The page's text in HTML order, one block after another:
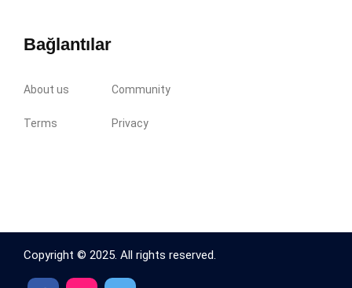
Bağlantılar
About us Community
Terms Privacy
Copyright © 2025. All rights reserved.